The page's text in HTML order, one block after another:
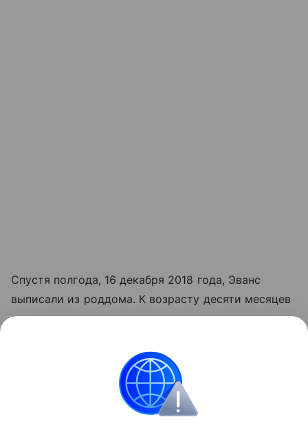
Спустя полгода, 16 декабря 2018 года, Эванс
выписали из роддома. К возрасту десяти месяцев
ее вес достиг четырех килограммов.
Как выхаживают детей с
экстремально низкой массой тела
О детях, родившихся раньше срока